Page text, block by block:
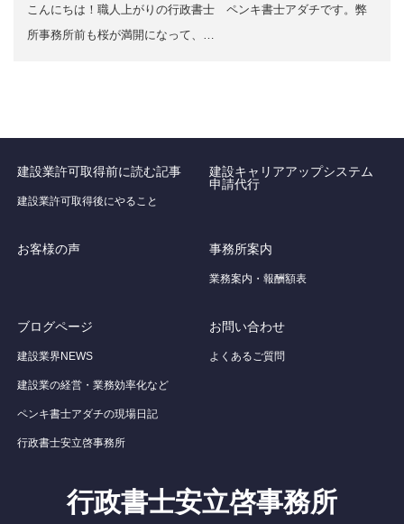
こんにちは！職人上がりの行政書士 ペンキ書士アダチです。弊
所事務所前も桜が満開になって、…
建設業許可取得前に読む記事
建設業許可取得後にやること
建設キャリアアップシステム
申請代行
お客様の声 事務所案内
業務案内・報酬額表
ブログページ
建設業界NEWS
建設業の経営・業務効率化など
ペンキ書士アダチの現場日記
行政書士安立啓事務所
お問い合わせ
よくあるご質問
行政書士安立啓事務所